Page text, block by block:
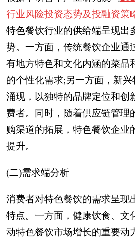
行业风险投资态势及投融资策
特色餐饮行业的供给端呈现出
势。一方面，传统餐饮企业通
有地方特色和文化内涵的菜品
的个性化需求;另一方面，新
涌现，以独特的品牌定位和创
费者。同时，随着供应链管理
购渠道的拓展，特色餐饮企业
提升。
(二)需求端分析
消费者对特色餐饮的需求呈现
特点。一方面，健康饮食、文
动特色餐饮市场增长的重要动